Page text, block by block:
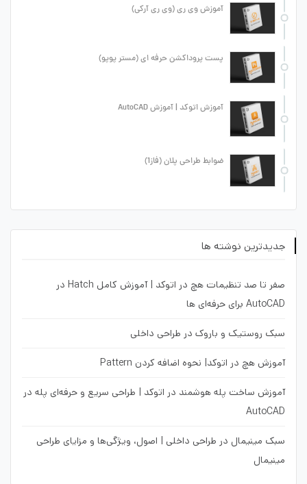
آموزش وی ری (وی ری آرکی)
پست پروداکشن حرفه ای (مستر پوپو)
آموزش اتوکد | آموزش AutoCAD
ضوابط طراحی پلان (فاز1)
جدیدترین نوشته ها
صفر تا صد تنظیمات هچ در اتوکد | آموزش کامل Hatch در
AutoCAD برای حرفه‌ای ها
سبک روستیک و باروک در طراحی داخلی
آموزش هچ در اتوکد| نحوه اضافه کردن Pattern
آموزش ساخت پله هوشمند در اتوکد | طراحی سریع و حرفه‌ای پله در
AutoCAD
سبک مینیمال در طراحی داخلی | اصول، ویژگی‌ها و مزایای طراحی
مینیمال